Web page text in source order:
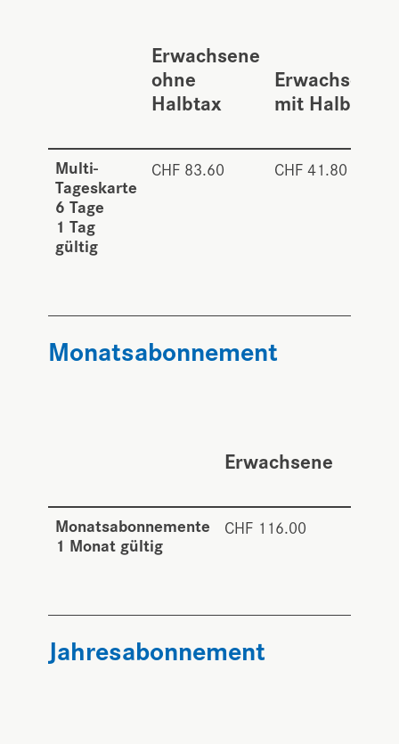
Erwachsene
ohne
Halbtax
Erwachsene
mit Halbtax
Multi-
Tageskarte
6 Tage
1 Tag
gültig
CHF 83.60 CHF 41.80
Monatsabonnement
Erwachsene
Monatsabonnemente
1 Monat gültig
CHF 116.00
Jahresabonnement